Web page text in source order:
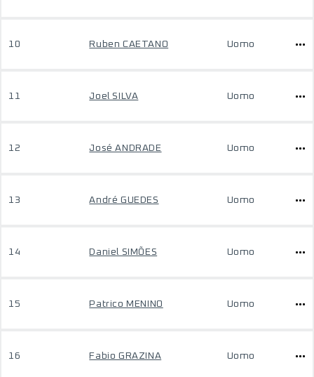
10 Ruben CAETANO Uomo
11 Joel SILVA Uomo
12 José ANDRADE Uomo
13 André GUEDES Uomo
14 Daniel SIMÕES Uomo
15 Patrico MENINO Uomo
16 Fabio GRAZINA Uomo